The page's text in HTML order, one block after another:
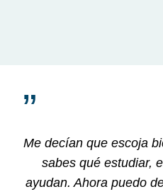
”
Me decían que escoja
sabes qué estudiar,
ayudan. Ahora puedo